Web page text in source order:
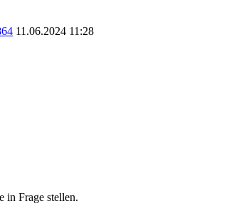
11.06.2024 11:28
in Frage stellen.